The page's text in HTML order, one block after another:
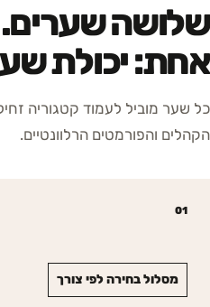
שלושה
אחת: יכולת
כל שער מוביל לעמוד קטגוריה
הקהלים והפורמטים הרלוונטיים.
01
מסלול בחירה לפי צורך